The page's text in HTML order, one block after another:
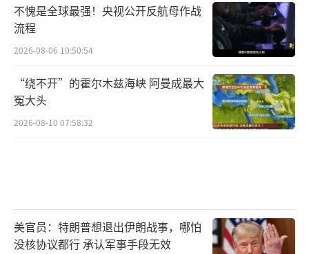
冲突爆发，美国必将承受重大打击与损失，甚
至可能深陷战争泥沼。特朗普需慎重考虑接下
不愧是全球最强！央视公开反航母作战
流程
2026-08-06 10:50:54
“绕不开”的霍尔木兹海峡 阿曼成最大
冤大头
2026-08-10 07:58:32
美官员：特朗普想退出伊朗战事，哪怕
没核协议都行 承认军事手段无效